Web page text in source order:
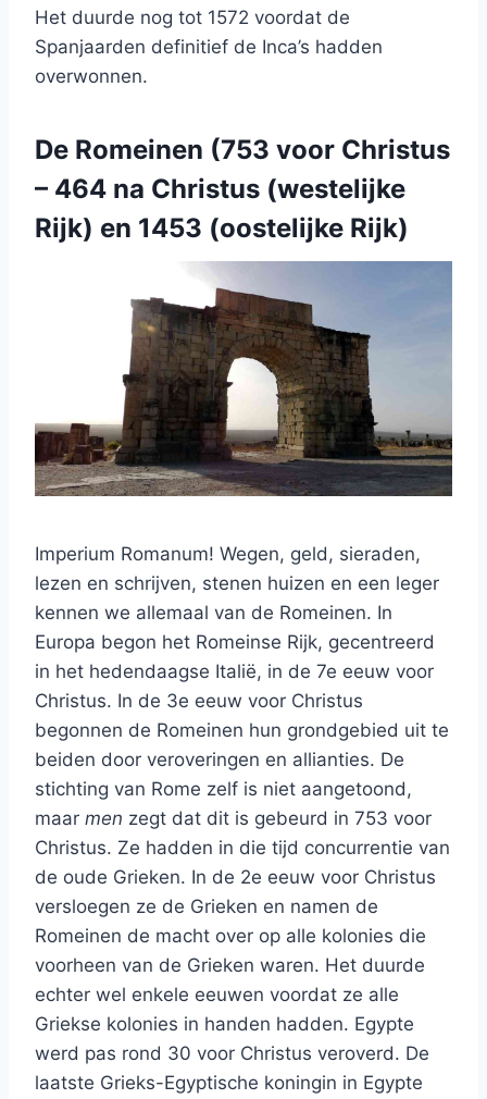
Het duurde nog tot 1572 voordat de
Spanjaarden definitief de Inca’s hadden
overwonnen.
De Romeinen (753 voor Christus
– 464 na Christus (westelijke
Rijk) en 1453 (oostelijke Rijk)
Imperium Romanum! Wegen, geld, sieraden,
lezen en schrijven, stenen huizen en een leger
kennen we allemaal van de Romeinen. In
Europa begon het Romeinse Rijk, gecentreerd
in het hedendaagse Italië, in de 7e eeuw voor
Christus. In de 3e eeuw voor Christus
begonnen de Romeinen hun grondgebied uit te
beiden door veroveringen en allianties. De
stichting van Rome zelf is niet aangetoond,
maar men zegt dat dit is gebeurd in 753 voor
Christus. Ze hadden in die tijd concurrentie van
de oude Grieken. In de 2e eeuw voor Christus
versloegen ze de Grieken en namen de
Romeinen de macht over op alle kolonies die
voorheen van de Grieken waren. Het duurde
echter wel enkele eeuwen voordat ze alle
Griekse kolonies in handen hadden. Egypte
werd pas rond 30 voor Christus veroverd. De
laatste Grieks-Egyptische koningin in Egypte